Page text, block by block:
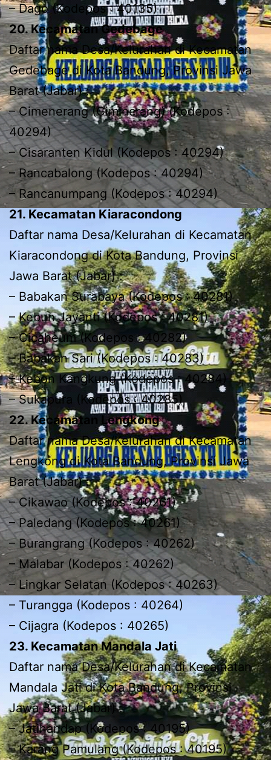
– Dago (Kodepos : 40135)
20. Kecamatan Gedebage
Daftar nama Desa/Kelurahan di Kecamatan
Gedebage di Kota Bandung, Provinsi Jawa
Barat (Jabar) :
– Cimenerang (Cimincrang) (Kodepos :
40294)
– Cisaranten Kidul (Kodepos : 40294)
– Rancabalong (Kodepos : 40294)
– Rancanumpang (Kodepos : 40294)
21. Kecamatan Kiaracondong
Daftar nama Desa/Kelurahan di Kecamatan
Kiaracondong di Kota Bandung, Provinsi
Jawa Barat (Jabar) :
– Babakan Surabaya (Kodepos : 40281)
– Kebun Jayanti (Kodepos : 40281)
– Cicaheum (Kodepos : 40282)
– Babakan Sari (Kodepos : 40283)
– Kebon Kangkung (Kodepos : 40284)
– Sukapura (Kodepos : 40285)
22. Kecamatan Lengkong
Daftar nama Desa/Kelurahan di Kecamatan
Lengkong di Kota Bandung, Provinsi Jawa
Barat (Jabar) :
– Cikawao (Kodepos : 40261)
– Paledang (Kodepos : 40261)
– Burangrang (Kodepos : 40262)
– Malabar (Kodepos : 40262)
– Lingkar Selatan (Kodepos : 40263)
– Turangga (Kodepos : 40264)
– Cijagra (Kodepos : 40265)
23. Kecamatan Mandala Jati
Daftar nama Desa/Kelurahan di Kecamatan
Mandala Jati di Kota Bandung, Provinsi
Jawa Barat (Jabar) :
– Jatihandap (Kodepos : 40195)
– Karang Pamulang (Kodepos : 40195)